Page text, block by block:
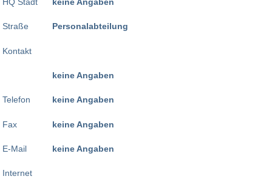
Straße
Kontakt
Telefon
Fax
E-Mail
Internet
Personalabteilung
keine Angaben
keine Angaben
keine Angaben
keine Angaben